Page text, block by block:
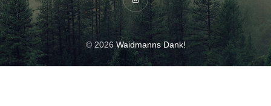
Instagram
© 2026Waidmanns Dank!